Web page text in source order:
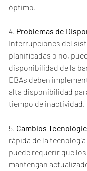
óptimo.
4. Problemas de
Interrupciones del
planificadas o no,
disponibilidad de la
DBAs deben
alta disponibilidad
tiempo de inactividad.
5. Cambios
rápida de la
puede requerir que los
mantengan